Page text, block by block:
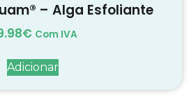
– Alga Esfoliante
€ Com IVA
Adicionar